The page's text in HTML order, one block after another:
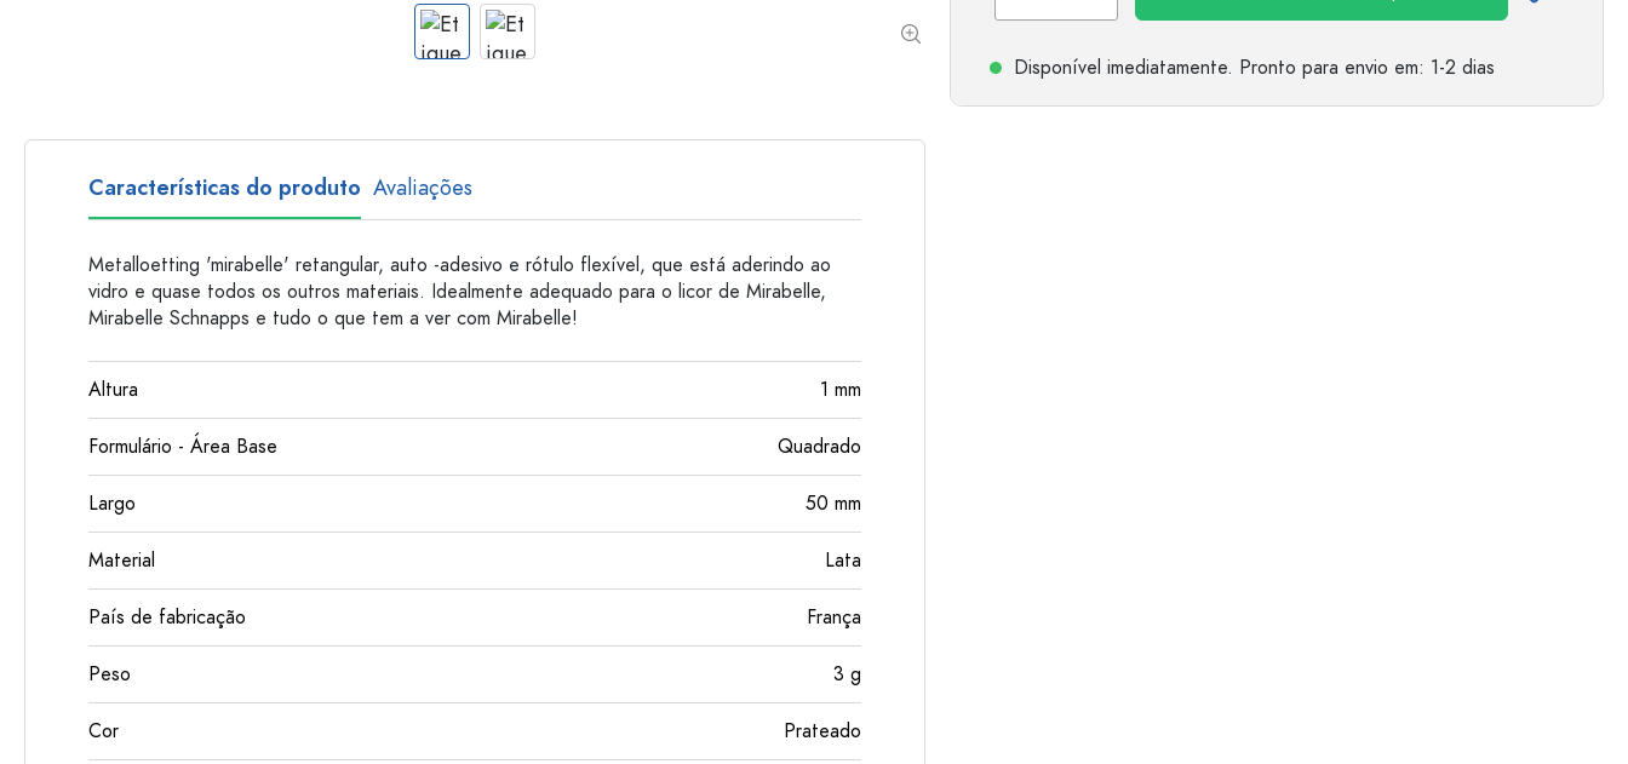
Garrafas de plastico
Disponível imediatamente. Pronto para envio em: 1-2 dias
Características do produto Avaliações
Metalloetting 'mirabelle' retangular, auto -adesivo e rótulo flexível, que está aderindo ao
vidro e quase todos os outros materiais. Idealmente adequado para o licor de Mirabelle,
Mirabelle Schnapps e tudo o que tem a ver com Mirabelle!
Altura 1 mm
Formulário - Área Base Quadrado
Largo 50 mm
Material Lata
País de fabricação França
Peso 3 g
Cor Prateado